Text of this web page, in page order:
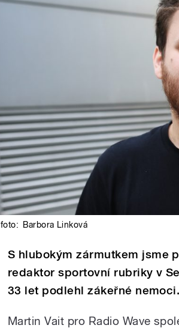
foto: Barbora Linková
S hlubokým zármutkem jsme
redaktor sportovní rubriky v
33 let podlehl zákeřné nemoci.
Martin Vait pro Radio Wave